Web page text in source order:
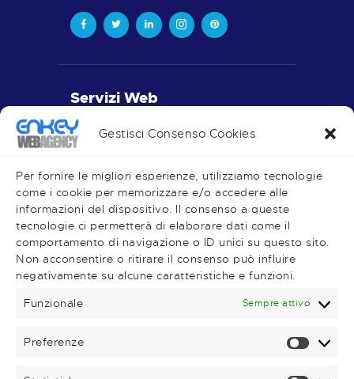
Gestisci Consenso Cookies
Per fornire le migliori esperienze, utilizziamo tecnologie
come i cookie per memorizzare e/o accedere alle
informazioni del dispositivo. Il consenso a queste
tecnologie ci permetterà di elaborare dati come il
comportamento di navigazione o ID unici su questo sito.
Non acconsentire o ritirare il consenso può influire
negativamente su alcune caratteristiche e funzioni.
Funzionale
Sempre attivo
Preferenze
Servizi Web
Realizzazione Siti Web
Social Media
Very Important Links
Shop
Magazine